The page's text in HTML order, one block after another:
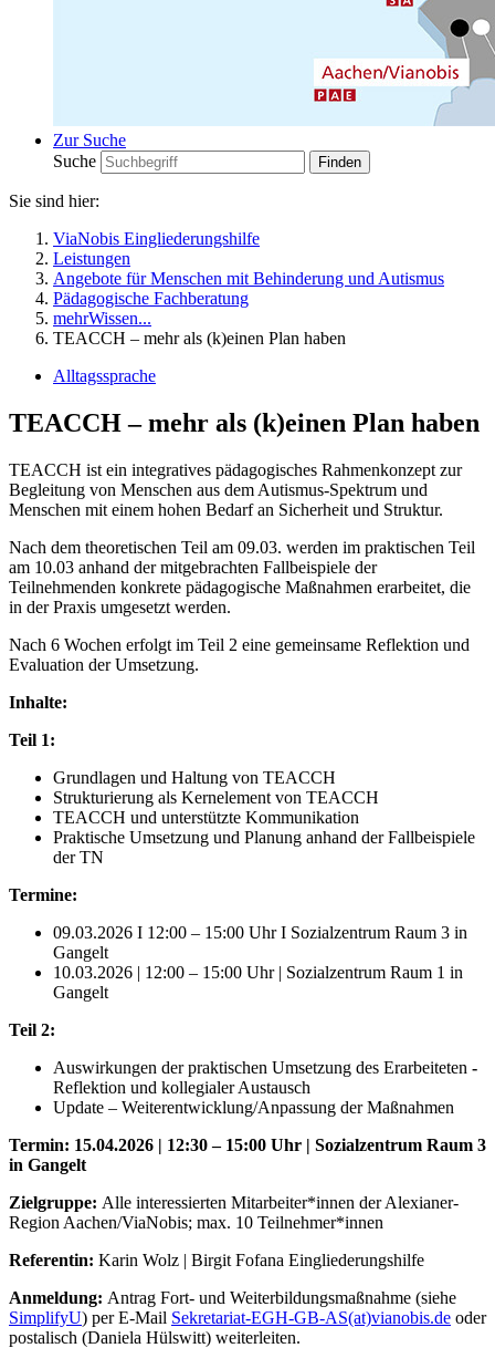
Zur Suche
Suche
Sie sind hier:
ViaNobis Eingliederungshilfe
Leistungen
Angebote für Menschen mit Behinderung und Autismus
Pädagogische Fachberatung
mehrWissen...
TEACCH – mehr als (k)einen Plan haben
Alltagssprache
TEACCH – mehr als (k)einen Plan haben
TEACCH ist ein integratives pädagogisches Rahmenkonzept zur
Begleitung von Menschen aus dem Autismus-Spektrum und
Menschen mit einem hohen Bedarf an Sicherheit und Struktur.
Nach dem theoretischen Teil am 09.03. werden im praktischen Teil
am 10.03 anhand der mitgebrachten Fallbeispiele der
Teilnehmenden konkrete pädagogische Maßnahmen erarbeitet, die
in der Praxis umgesetzt werden.
Nach 6 Wochen erfolgt im Teil 2 eine gemeinsame Reflektion und
Evaluation der Umsetzung.
Inhalte:
Teil 1:
Grundlagen und Haltung von TEACCH
Strukturierung als Kernelement von TEACCH
TEACCH und unterstützte Kommunikation
Praktische Umsetzung und Planung anhand der Fallbeispiele
der TN
Termine:
09.03.2026 I 12:00 – 15:00 Uhr I Sozialzentrum Raum 3 in
Gangelt
10.03.2026 | 12:00 – 15:00 Uhr | Sozialzentrum Raum 1 in
Gangelt
Teil 2:
Auswirkungen der praktischen Umsetzung des Erarbeiteten -
Reflektion und kollegialer Austausch
Update – Weiterentwicklung/Anpassung der Maßnahmen
Termin: 15.04.2026 | 12:30 – 15:00 Uhr | Sozialzentrum Raum 3
in Gangelt
Zielgruppe: Alle interessierten Mitarbeiter*innen der Alexianer-
Region Aachen/ViaNobis; max. 10 Teilnehmer*innen
Referentin: Karin Wolz | Birgit Fofana Eingliederungshilfe
Anmeldung: Antrag Fort- und Weiterbildungsmaßnahme (siehe
SimplifyU) per E-Mail Sekretariat-EGH-GB-AS(at)vianobis.de oder
postalisch (Daniela Hülswitt) weiterleiten.